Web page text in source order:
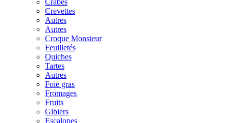
Crabes
Crevettes
Autres
Autres
Croque Monsieur
Feuilletés
Quiches
Tartes
Autres
Foie gras
Fromages
Fruits
Gibiers
Escalopes